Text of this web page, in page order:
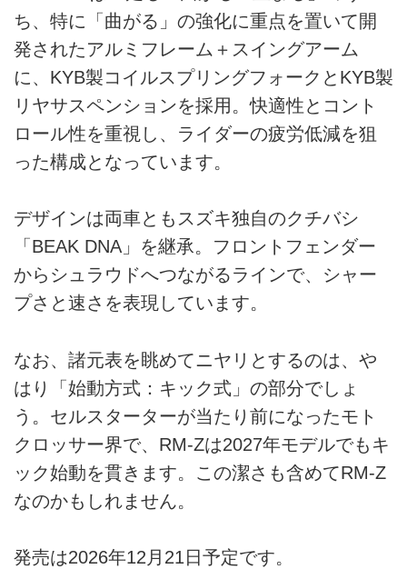
ち、特に「曲がる」の強化に重点を置いて開
発されたアルミフレーム＋スイングアーム
に、KYB製コイルスプリングフォークとKYB製
リヤサスペンションを採用。快適性とコント
ロール性を重視し、ライダーの疲労低減を狙
った構成となっています。
デザインは両車ともスズキ独自のクチバシ
「BEAK DNA」を継承。フロントフェンダー
からシュラウドへつながるラインで、シャー
プさと速さを表現しています。
なお、諸元表を眺めてニヤリとするのは、や
はり「始動方式：キック式」の部分でしょ
う。セルスターターが当たり前になったモト
クロッサー界で、RM-Zは2027年モデルでもキ
ック始動を貫きます。この潔さも含めてRM-Z
なのかもしれません。
発売は2026年12月21日予定です。